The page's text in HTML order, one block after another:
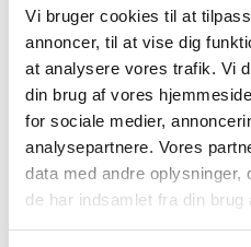
Vi bruger cookies til at
annoncer, til at vise dig
at analysere vores trafik. Vi
din brug af vores
for sociale medier,
analysepartnere. Vores
data med andre oplysninger,
de har indsamlet fra din brug
Sofabordet har
bordpladen, ideel til
småting – en funktionel
For at bevare møblernes
opbevare dem tørt og
OBS. Denne vare er
afhentningsvare, så du